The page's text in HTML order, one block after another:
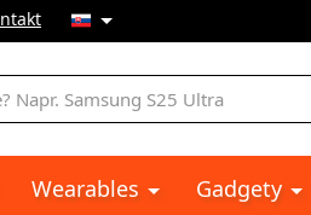
Wearables Gadgety